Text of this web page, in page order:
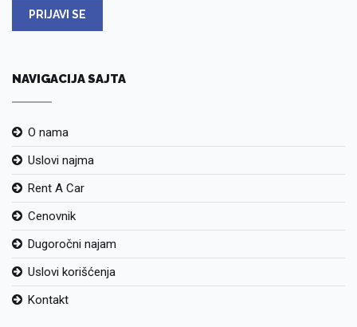
PRIJAVI SE
NAVIGACIJA SAJTA
O nama
Uslovi najma
Rent A Car
Cenovnik
Dugoročni najam
Uslovi korišćenja
Kontakt